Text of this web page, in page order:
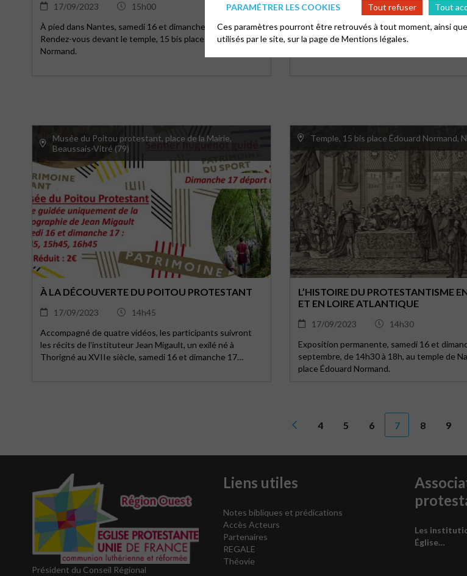
17/09/2023
15h00
À pied dans Nantes, samedi 16 et dimanche 17, à 15h.
Rendez-vous devant le temple, 15 bis place Édouard
Normand.
17/09/2023
15h00
Par Éric Valette, samedi 16 et dimanche 17
15h à 15h45, temple d'Orléans, 2 rue du
Musée du Poitou protestant, place de la Mairie,
Beaussais-Vitré (79)
À LA DÉCOUVERTE DU POITOU PROTESTANT
17/09/2023
14h45
Accompagné de quatre vidéos, les participants suivront
les récits de l'instituteur Jean Migault, un exilé né à
Thorigné au XVIIe siècle, samedi 16 et dimanche 17
Temple, 15 bis place Édouard Normand,
L’HISTOIRE DU PROTESTANTISME
ET EN LOIRE ATLANTIQUE
17/09/2023
14h30
Exposition permanente, samedi 16 et
septembre, de 14h30 à 18h, au temple de
place Édouard Normand.
4 5 6 7 8 9
Président du Conseil Régional
Liens utiles
Notes bibliques et prédications
Accès Acteurs
Partenaires
REGALE
Théovie
Les
Église…
PARAMÉTRER LES COOKIES
Tout refuser
Tout
Ces paramètres pourront être retrouvés à tout moment, ainsi
utilisés par le site, sur la page deMentions légales.